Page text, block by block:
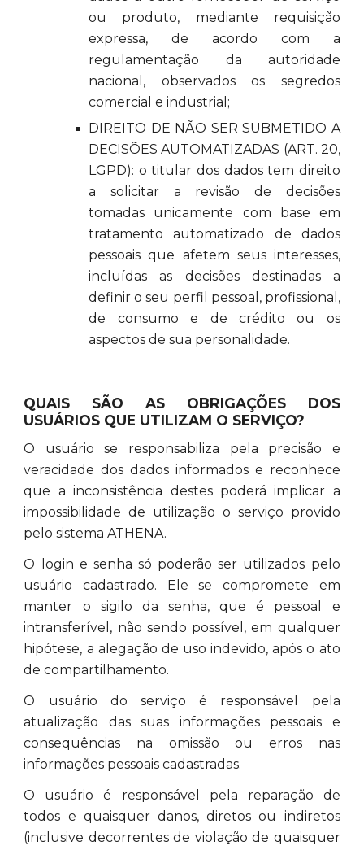
ou produto, mediante requisição
expressa, de acordo com a
regulamentação da autoridade
nacional, observados os segredos
comercial e industrial;
DIREITO DE NÃO SER SUBMETIDO A
DECISÕES AUTOMATIZADAS (ART. 20,
LGPD): o titular dos dados tem direito
a solicitar a revisão de decisões
tomadas unicamente com base em
tratamento automatizado de dados
pessoais que afetem seus interesses,
incluídas as decisões destinadas a
definir o seu perfil pessoal, profissional,
de consumo e de crédito ou os
aspectos de sua personalidade.
QUAIS SÃO AS OBRIGAÇÕES DOS
USUÁRIOS QUE UTILIZAM O SERVIÇO?
O usuário se responsabiliza pela precisão e
veracidade dos dados informados e reconhece
que a inconsistência destes poderá implicar a
impossibilidade de utilização o serviço provido
pelo sistema ATHENA.
O login e senha só poderão ser utilizados pelo
usuário cadastrado. Ele se compromete em
manter o sigilo da senha, que é pessoal e
intransferível, não sendo possível, em qualquer
hipótese, a alegação de uso indevido, após o ato
de compartilhamento.
O usuário do serviço é responsável pela
atualização das suas informações pessoais e
consequências na omissão ou erros nas
informações pessoais cadastradas.
O usuário é responsável pela reparação de
todos e quaisquer danos, diretos ou indiretos
(inclusive decorrentes de violação de quaisquer